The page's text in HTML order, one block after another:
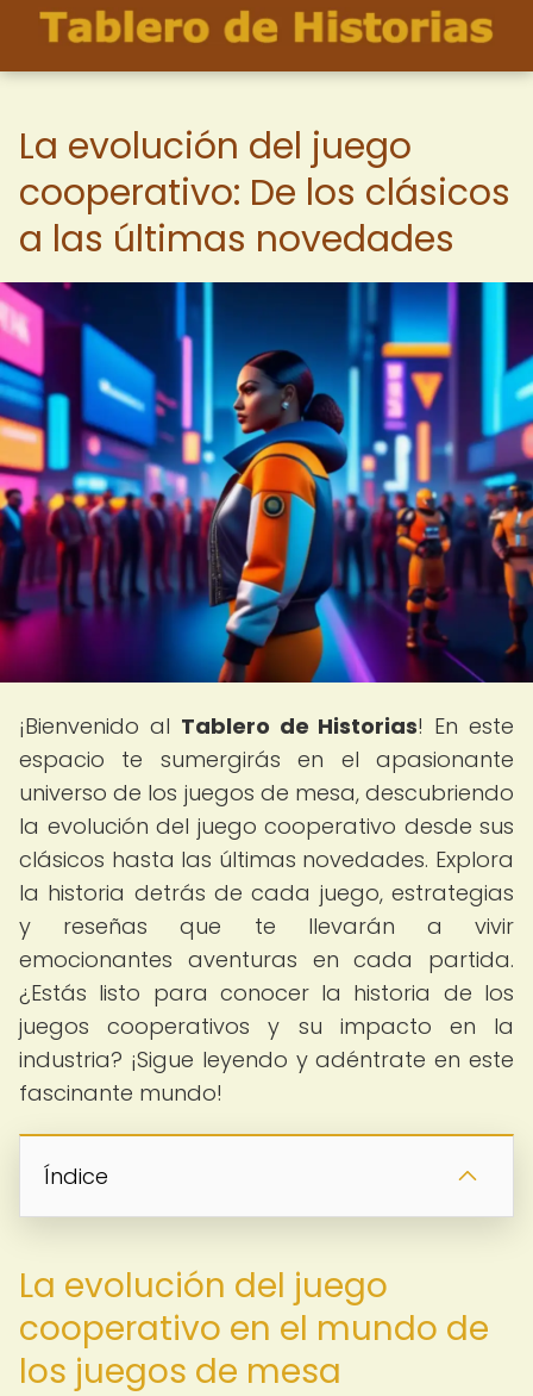
La evolución del juego
cooperativo: De los clásicos
a las últimas novedades
¡Bienvenido al Tablero de Historias! En este
espacio te sumergirás en el apasionante
universo de los juegos de mesa, descubriendo
la evolución del juego cooperativo desde sus
clásicos hasta las últimas novedades. Explora
la historia detrás de cada juego, estrategias
y reseñas que te llevarán a vivir
emocionantes aventuras en cada partida.
¿Estás listo para conocer la historia de los
juegos cooperativos y su impacto en la
industria? ¡Sigue leyendo y adéntrate en este
fascinante mundo!
Índice
La evolución del juego
cooperativo en el mundo de
los juegos de mesa